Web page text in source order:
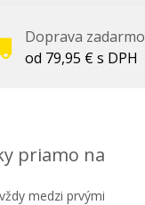
Doprava zadarmo
od 79,95 € s DPH
priamo na
medzi prvými